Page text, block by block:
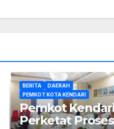
BERITA
DAERAH
PEMKOT KOTA KENDARI
Pemkot
Perketat Proses